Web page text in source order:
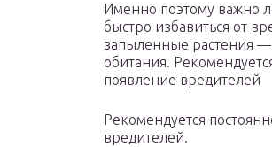
Именно поэтому важно
быстро избавиться от
запыленные растения —
обитания.
появление вредителей
Рекомендуется
вредителей.